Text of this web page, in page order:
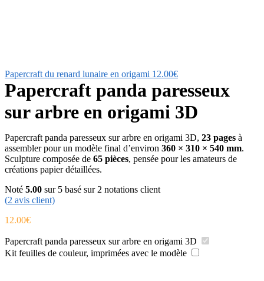
Papercraft du renard lunaire en origami 12.00€
Papercraft panda paresseux
sur arbre en origami 3D
Papercraft panda paresseux sur arbre en origami 3D, 23 pages à
assembler pour un modèle final d’environ 360 × 310 × 540 mm.
Sculpture composée de 65 pièces, pensée pour les amateurs de
créations papier détaillées.
Noté 5.00 sur 5 basé sur 2 notations client
(2 avis client)
12.00€
Papercraft panda paresseux sur arbre en origami 3D
Kit feuilles de couleur, imprimées avec le modèle